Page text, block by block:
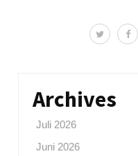
Archives
Juli 2026
Juni 2026